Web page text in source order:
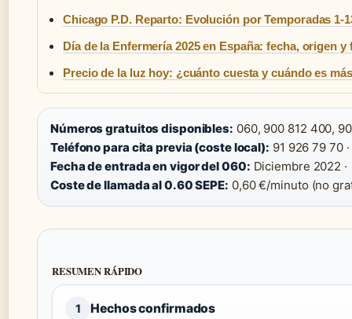
Chicago P.D. Reparto: Evolución por Temporadas 1-
Día de la Enfermería 2025 en España: fecha, origen y
Precio de la luz hoy: ¿cuánto cuesta y cuándo es
Números gratuitos disponibles: 060, 900 812 400,
Teléfono para cita previa (coste local): 91 926 79 70 ·
Fecha de entrada en vigor del 060: Diciembre 2022 ·
Coste de llamada al 0.60 SEPE: 0,60 €/minuto (no
RESUMEN RÁPIDO
1 Hechos confirmados